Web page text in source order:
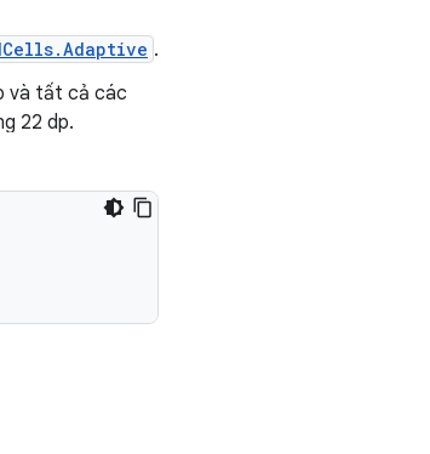
.
và tất cả các
22 dp.